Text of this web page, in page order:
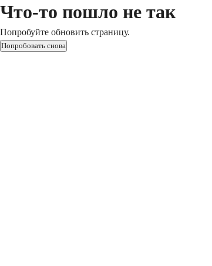
Что-то пошло не так
Попробуйте обновить страницу.
Попробовать снова